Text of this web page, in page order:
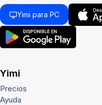
Yimi para PC
Yimi
Precios
Ayuda